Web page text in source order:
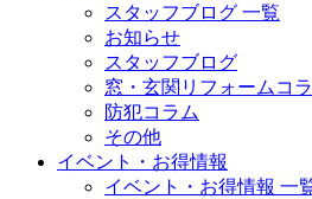
スタッフブログ 一覧
お知らせ
スタッフブログ
窓・玄関リフォームコ
防犯コラム
その他
イベント・お得情報
イベント・お得情報 一